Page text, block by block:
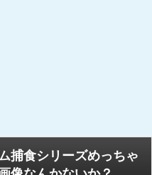
捕食シリーズめっちゃ